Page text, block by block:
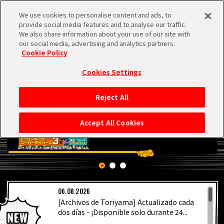
MEN
INICIO
NOTICIAS
LO MÁS DESTACADO
VÍDEOS
06.08.2026
[Archivos de Toriyama] Actualizado cada
dos días - ¡Disponible solo durante 24...
We use cookies to personalise content and ads, to
provide social media features and to analyse our traffic.
We also share information about your use of our site with
our social media, advertising and analytics partners.
Cookie Policy
Cookies Settings
Reject All
Accept All Cookies